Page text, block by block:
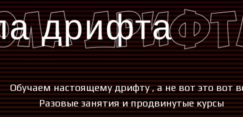
Обучаем настоящему дрифту , а не вот это вот
Разовые занятия и продвинутые курсы
дрифта